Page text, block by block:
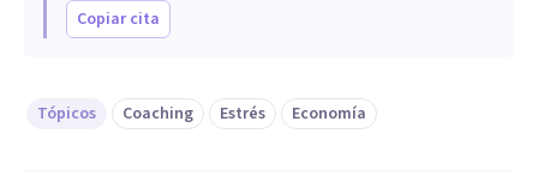
Copiar cita
Tópicos Coaching Estrés Economía